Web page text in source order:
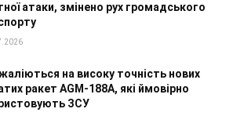
атаки, змінено рух громадського
на високу точність нових
ракет AGM-188A, які ймовірно
ЗСУ